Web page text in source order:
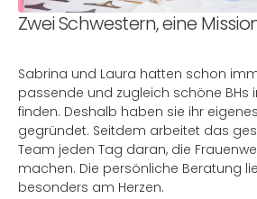
Zwei Schwestern, eine
Sabrina und Laura hatten schon
passende und zugleich schöne BHs
finden. Deshalb haben sie ihr
gegründet. Seitdem arbeitet das
Team jeden Tag daran, die
machen. Die persönliche Beratung
besonders am Herzen.